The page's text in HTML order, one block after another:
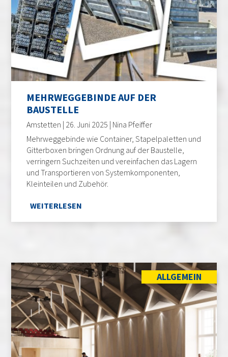
MEHRWEGGEBINDE AUF DER
BAUSTELLE
Amstetten | 26. Juni 2025 | Nina Pfeiffer
Mehrweggebinde wie Container, Stapelpaletten und
Gitterboxen bringen Ordnung auf der Baustelle,
verringern Suchzeiten und vereinfachen das Lagern
und Transportieren von Systemkomponenten,
Kleinteilen und Zubehör.
WEITERLESEN
ALLGEMEIN